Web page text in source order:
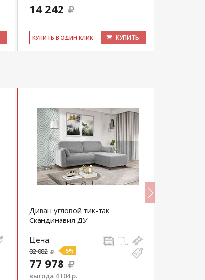
14 242
КУ­ПИТЬ В ОДИН КЛИК КУПИТЬ
Диван угловой тик-так
Скандинавия ДУ
Цена
82 082 -5%
77 978
выгода 4 104 р.